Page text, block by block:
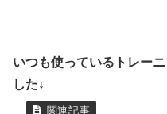
いつも使っているトレー
した↓